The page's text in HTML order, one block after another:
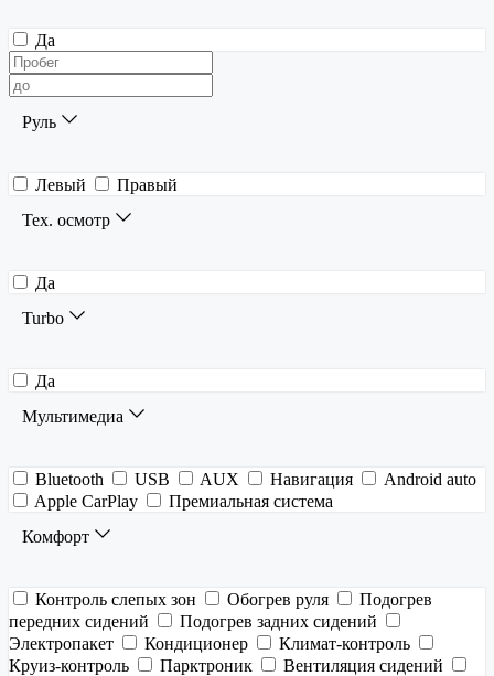
Да
Руль
Левый
Правый
Тех. осмотр
Да
Turbo
Да
Мультимедиа
Bluetooth USB AUX Навигация
Android auto
Apple CarPlay
Премиальная система
Комфорт
Контроль слепых зон Обогрев руля
Подогрев
передних сидений
Подогрев задних сидений
Электропакет
Кондиционер
Климат-контроль
Круиз-контроль
Парктроник
Вентиляция сидений